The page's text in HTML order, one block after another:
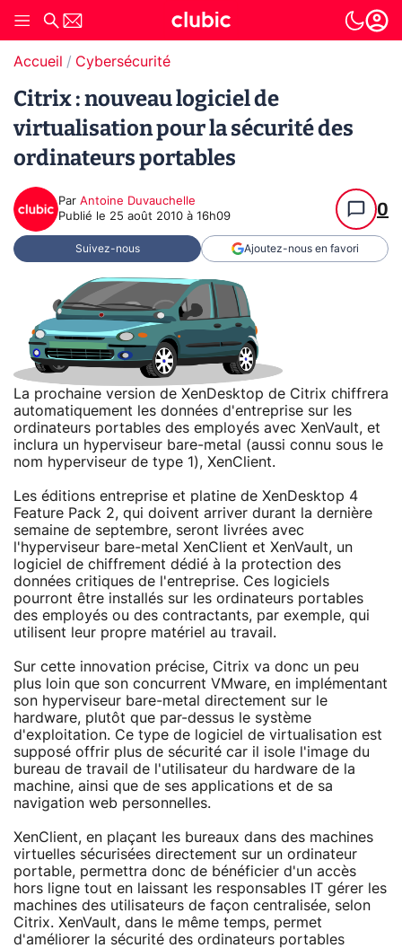
Accueil Cybersécurité
Citrix : nouveau logiciel de
virtualisation pour la sécurité des
ordinateurs portables
Par Antoine Duvauchelle
Publié le 25 août 2010 à 16h09 0
Suivez-nous Ajoutez-nous en favori
La prochaine version de XenDesktop de Citrix chiffrera
automatiquement les données d'entreprise sur les
ordinateurs portables des employés avec XenVault, et
inclura un hyperviseur bare-metal (aussi connu sous le
nom hyperviseur de type 1), XenClient.
Les éditions entreprise et platine de XenDesktop 4
Feature Pack 2, qui doivent arriver durant la dernière
semaine de septembre, seront livrées avec
l'hyperviseur bare-metal XenClient et XenVault, un
logiciel de chiffrement dédié à la protection des
données critiques de l'entreprise. Ces logiciels
pourront être installés sur les ordinateurs portables
des employés ou des contractants, par exemple, qui
utilisent leur propre matériel au travail.
Sur cette innovation précise, Citrix va donc un peu
plus loin que son concurrent VMware, en implémentant
son hyperviseur bare-metal directement sur le
hardware, plutôt que par-dessus le système
d'exploitation. Ce type de logiciel de virtualisation est
supposé offrir plus de sécurité car il isole l'image du
bureau de travail de l'utilisateur du hardware de la
machine, ainsi que de ses applications et de sa
navigation web personnelles.
XenClient, en plaçant les bureaux dans des machines
virtuelles sécurisées directement sur un ordinateur
portable, permettra donc de bénéficier d'un accès
hors ligne tout en laissant les responsables IT gérer les
machines des utilisateurs de façon centralisée, selon
Citrix. XenVault, dans le même temps, permet
d'améliorer la sécurité des ordinateurs portables